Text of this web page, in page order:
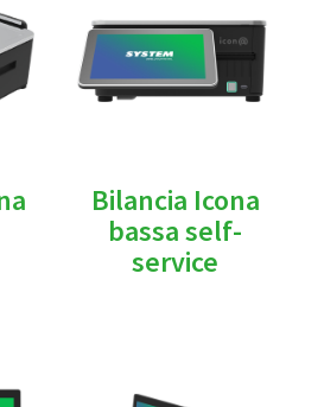
Bilancia Icona
bassa self-
service